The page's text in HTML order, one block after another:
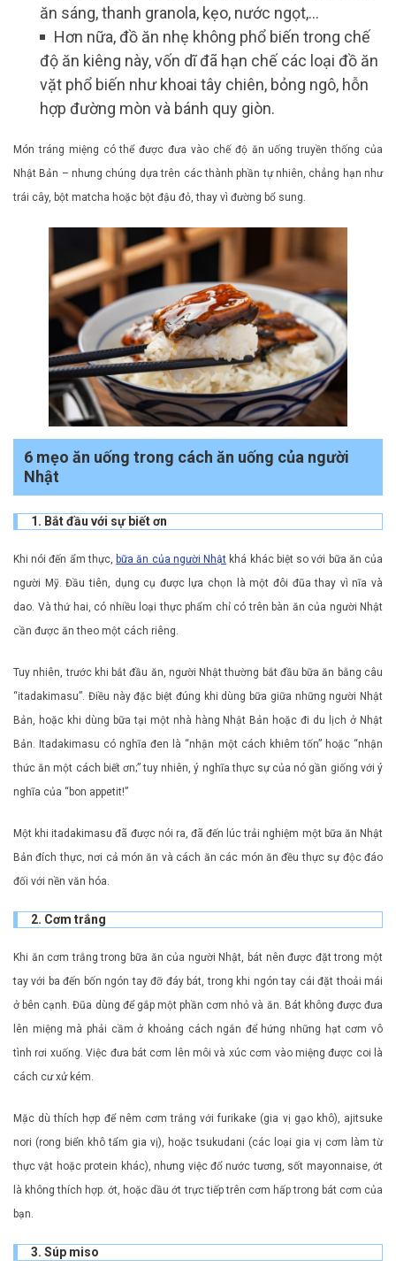
ăn sáng, thanh granola, kẹo, nước ngọt,…
Hơn nữa, đồ ăn nhẹ không phổ biến trong chế
độ ăn kiêng này, vốn dĩ đã hạn chế các loại đồ ăn
vặt phổ biến như khoai tây chiên, bỏng ngô, hỗn
hợp đường mòn và bánh quy giòn.
Món tráng miệng có thể được đưa vào chế độ ăn uống truyền thống của
Nhật Bản – nhưng chúng dựa trên các thành phần tự nhiên, chẳng hạn như
trái cây, bột matcha hoặc bột đậu đỏ, thay vì đường bổ sung.
6 mẹo ăn uống trong cách ăn uống của người
Nhật
1. Bắt đầu với sự biết ơn
Khi nói đến ẩm thực, bữa ăn của người Nhật khá khác biệt so với bữa ăn của
người Mỹ. Đầu tiên, dụng cụ được lựa chọn là một đôi đũa thay vì nĩa và
dao. Và thứ hai, có nhiều loại thực phẩm chỉ có trên bàn ăn của người Nhật
cần được ăn theo một cách riêng.
Tuy nhiên, trước khi bắt đầu ăn, người Nhật thường bắt đầu bữa ăn bằng câu
“itadakimasu”. Điều này đặc biệt đúng khi dùng bữa giữa những người Nhật
Bản, hoặc khi dùng bữa tại một nhà hàng Nhật Bản hoặc đi du lịch ở Nhật
Bản. Itadakimasu có nghĩa đen là “nhận một cách khiêm tốn” hoặc “nhận
thức ăn một cách biết ơn;” tuy nhiên, ý nghĩa thực sự của nó gần giống với ý
nghĩa của “bon appetit!”
Một khi itadakimasu đã được nói ra, đã đến lúc trải nghiệm một bữa ăn Nhật
Bản đích thực, nơi cả món ăn và cách ăn các món ăn đều thực sự độc đáo
đối với nền văn hóa.
2. Cơm trắng
Khi ăn cơm trắng trong bữa ăn của người Nhật, bát nên được đặt trong một
tay với ba đến bốn ngón tay đỡ đáy bát, trong khi ngón tay cái đặt thoải mái
ở bên cạnh. Đũa dùng để gắp một phần cơm nhỏ và ăn. Bát không được đưa
lên miệng mà phải cầm ở khoảng cách ngắn để hứng những hạt cơm vô
tình rơi xuống. Việc đưa bát cơm lên môi và xúc cơm vào miệng được coi là
cách cư xử kém.
Mặc dù thích hợp để nêm cơm trắng với furikake (gia vị gạo khô), ajitsuke
nori (rong biển khô tẩm gia vị), hoặc tsukudani (các loại gia vị cơm làm từ
thực vật hoặc protein khác), nhưng việc đổ nước tương, sốt mayonnaise, ớt
là không thích hợp. ớt, hoặc dầu ớt trực tiếp trên cơm hấp trong bát cơm của
bạn.
3. Súp miso